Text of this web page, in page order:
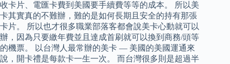
收卡片、電匯卡費到美國要手續費等等的成本。 所以美
卡其實真的不難辦，難的是如何長期且安全的持有那張
卡片。 所以也才很多職業部落客都會說美卡心動就可以
辦，因為只要繳年費並且達成首刷就可以換到商務/頭等
的機票。 以台灣人最常辦的美卡 — 美國的美國運通來
說，開卡禮是每款卡一生一次。 而台灣很多則是超過半